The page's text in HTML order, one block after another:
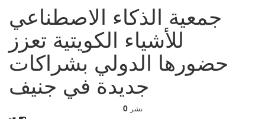
جمعية الذكاء الاصطناعي
للأشياء الكويتية تعزز
حضورها الدولي بشراكات
جديدة في جنيف
0 نشر